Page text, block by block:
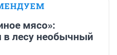
мясо»:
лесу необычный